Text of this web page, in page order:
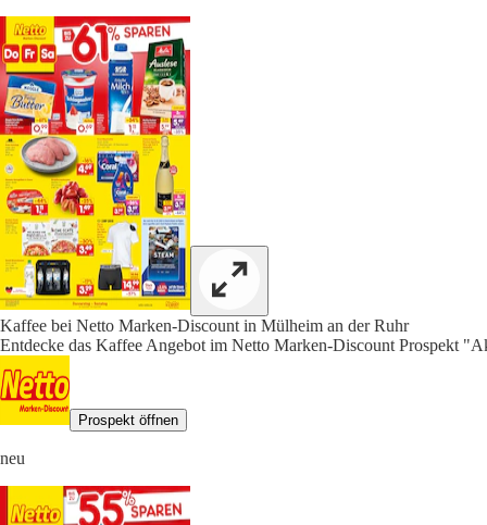
Kaffee bei Netto Marken-Discount in Mülheim an der Ruhr
Entdecke das Kaffee Angebot im Netto Marken-Discount Prospekt
Prospekt öffnen
neu